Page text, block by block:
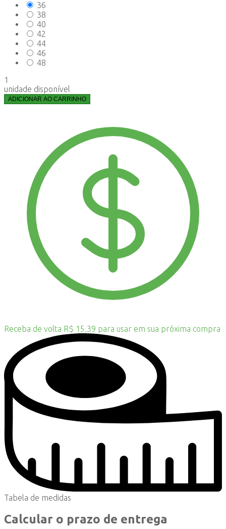
36
38
40
42
44
46
48
1
unidade disponível
ADICIONAR AO CARRINHO
Receba de volta R$ 15,39 para usar em sua próxima compra
Tabela de medidas
Calcular o prazo de entrega